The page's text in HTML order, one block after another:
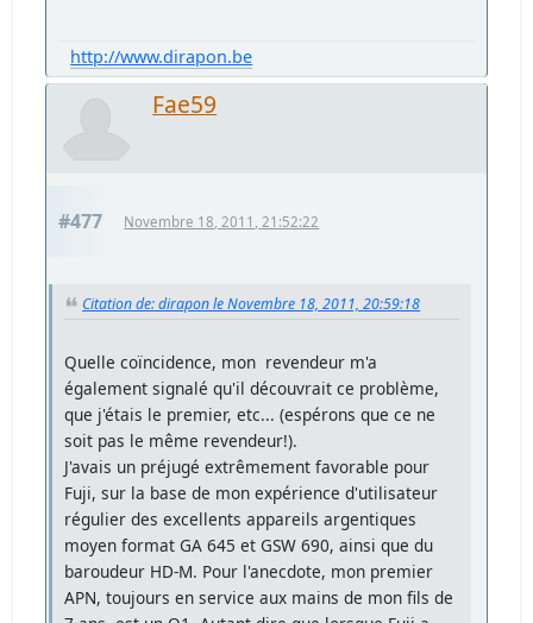
http://www.dirapon.be
Fae59
#477 Novembre 18, 2011, 21:52:22
Citation de: dirapon le Novembre 18, 2011, 20:59:18
Quelle coïncidence, mon revendeur m'a
également signalé qu'il découvrait ce problème,
que j'étais le premier, etc... (espérons que ce ne
soit pas le même revendeur!).
J'avais un préjugé extrêmement favorable pour
Fuji, sur la base de mon expérience d'utilisateur
régulier des excellents appareils argentiques
moyen format GA 645 et GSW 690, ainsi que du
baroudeur HD-M. Pour l'anecdote, mon premier
APN, toujours en service aux mains de mon fils de